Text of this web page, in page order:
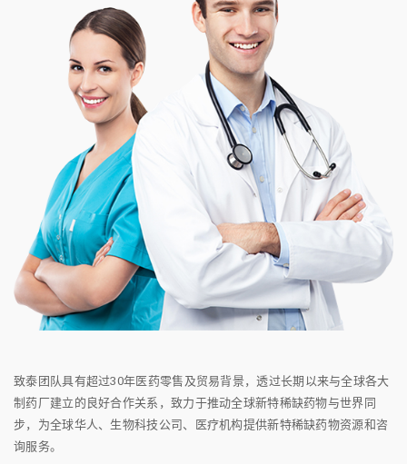
致泰团队具有超过30年医药零售及贸易背景，透过长期以来与全球各大
制药厂建立的良好合作关系，致力于推动全球新特稀缺药物与世界同
步，为全球华人、生物科技公司、医疗机构提供新特稀缺药物资源和咨
询服务。